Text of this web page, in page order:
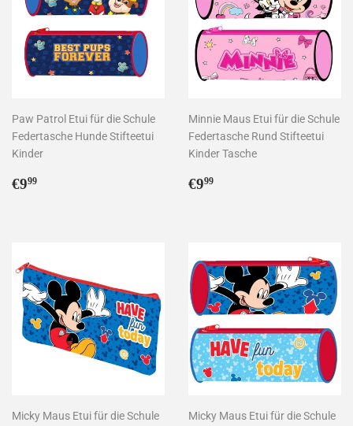
Paw Patrol Etui für die Schule
Federtasche Hunde Stifteetui
Kinder
Normaler
€999
Minnie Maus Etui für die Schule
Federtasche Rund Stifteetui
Kinder Tasche
Normaler
€999
Micky Maus Etui für die Schule
Micky Maus Etui für die Schule